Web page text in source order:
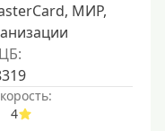
МИР,
4